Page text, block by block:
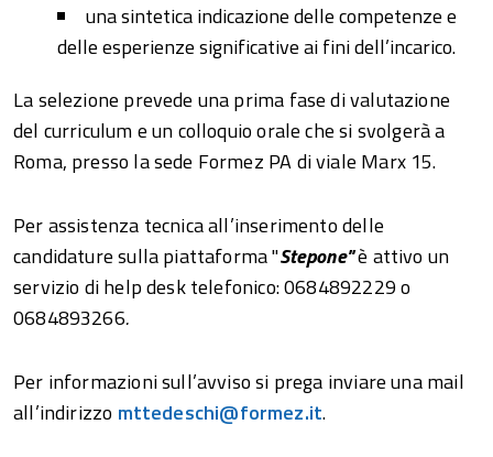
una sintetica indicazione delle competenze e
delle esperienze significative ai fini dell’incarico.
La selezione prevede una prima fase di valutazione
del curriculum e un colloquio orale che si svolgerà a
Roma, presso la sede Formez PA di viale Marx 15.
Per assistenza tecnica all’inserimento delle
candidature sulla piattaforma "Stepone"è attivo un
servizio di help desk telefonico: 0684892229 o
0684893266.
Per informazioni sull’avviso si prega inviare una mail
all’indirizzo mttedeschi@formez.it.